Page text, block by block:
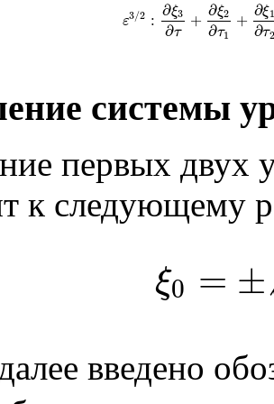
ε3/2 :
∂ξ3
∂τ
+
∂ξ2
∂τ1
+
∂ξ1
∂τ2
ε3/2: ∂ξ3∂τ +∂ ξ2∂τ1+∂ ξ1∂
системы
первых двух
к следующему
ξ0 = ±
введено